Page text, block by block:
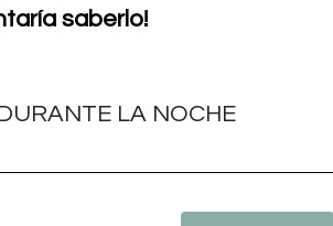
saberlo!